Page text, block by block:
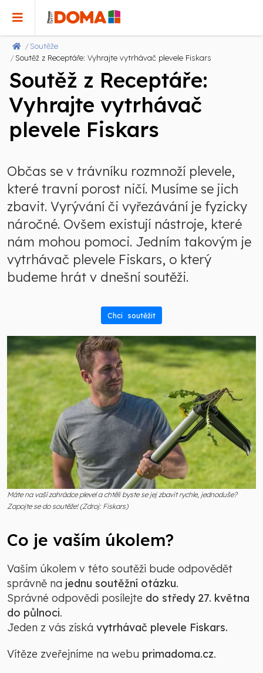
Soutěže
Soutěž z Receptáře: Vyhrajte vytrhávač plevele Fiskars
Soutěž z Receptáře:
Vyhrajte vytrhávač
plevele Fiskars
Občas se v trávníku rozmnoží plevele,
které travní porost ničí. Musíme se jich
zbavit. Vyrývání či vyřezávání je fyzicky
náročné. Ovšem existují nástroje, které
nám mohou pomoci. Jedním takovým je
vytrhávač plevele Fiskars, o který
budeme hrát v dnešní soutěži.
Chci soutěžit
Máte na vaší zahrádce plevel a chtěli byste se jej zbavit rychle, jednoduše?
Zapojte se do soutěže! (Zdroj: Fiskars)
Co je vaším úkolem?
Vaším úkolem v této soutěži bude odpovědět
správně na jednu soutěžní otázku.
Správné odpovědi posílejte do středy 27. května
do půlnoci.
Jeden z vás získá vytrhávač plevele Fiskars.
Vítěze zveřejníme na webu primadoma.cz.